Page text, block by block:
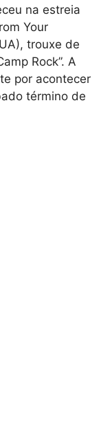
na estreia
Your
trouxe de
Rock”. A
por acontecer
término de